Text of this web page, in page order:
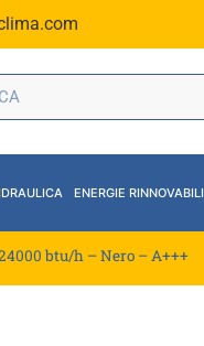
ENERGIE RINNOVABILI
btu/h – Nero – A+++